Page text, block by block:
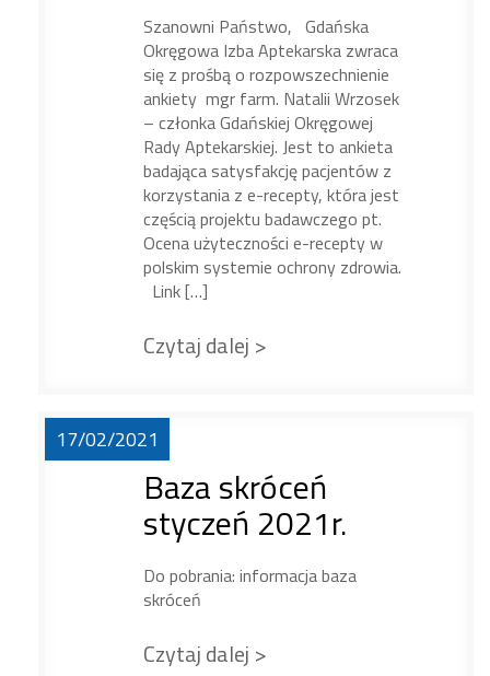
Szanowni Państwo, Gdańska
Okręgowa Izba Aptekarska zwraca
się z prośbą o rozpowszechnienie
ankiety mgr farm. Natalii Wrzosek
– członka Gdańskiej Okręgowej
Rady Aptekarskiej. Jest to ankieta
badająca satysfakcję pacjentów z
korzystania z e-recepty, która jest
częścią projektu badawczego pt.
Ocena użyteczności e-recepty w
polskim systemie ochrony zdrowia.
Link […]
Czytaj dalej >
17/02/2021
Baza skróceń
styczeń 2021r.
Do pobrania: informacja baza
skróceń
Czytaj dalej >